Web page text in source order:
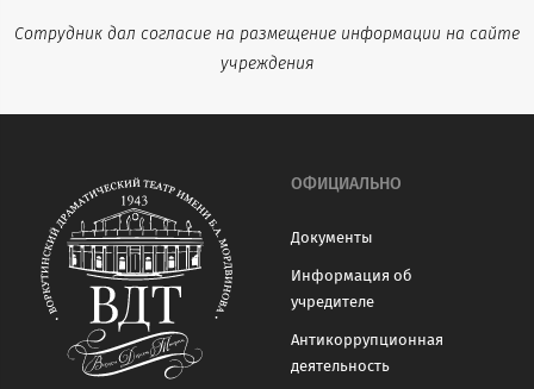
Сотрудник дал согласие на размещение информации на сайте
учреждения
ОФИЦИАЛЬНО
Документы
Информация об
учредителе
Антикоррупционная
деятельность